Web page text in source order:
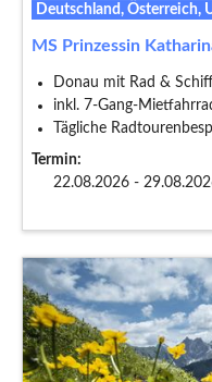
Deutschland, Österreich,
MS Prinzessin
Donau mit Rad &
inkl. 7-Gang-
Tägliche
Termin:
22.08.2026 -